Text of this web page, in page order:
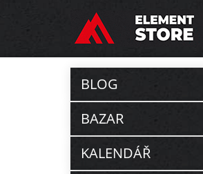
BLOG
BAZAR
KALENDÁŘ